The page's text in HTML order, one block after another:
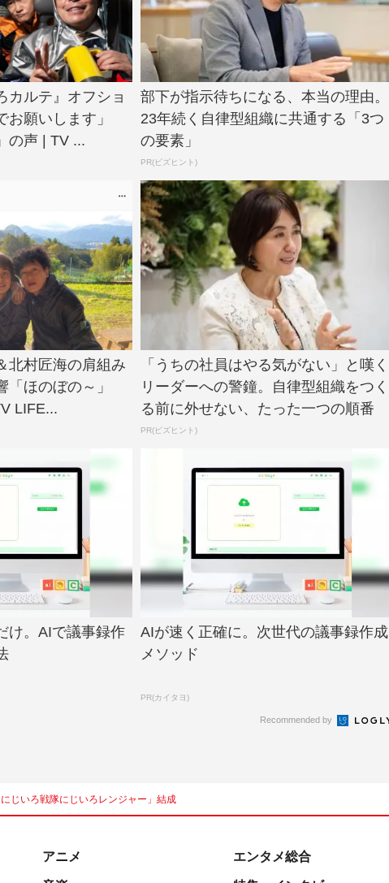
カルテ』オフショ
お願いします」
の声 | TV ...
部下が指示待ちになる、本当の理由。
23年続く自律型組織に共通する「3つ
の要素」
PR(ビズヒント)
北村匠海の肩組み
ほのぼの～」
LIFE...
「うちの社員はやる気がない」と嘆く
リーダーへの警鐘。自律型組織をつく
る前に外せない、たった一つの順番
PR(ビズヒント)
け。AIで議事録作
AIが速く正確に。次世代の議事録作成
メソッド
PR(カイタヨ)
Recommended by
じいろ戦隊にじいろレンジャー」結成
アニメ エンタメ総合